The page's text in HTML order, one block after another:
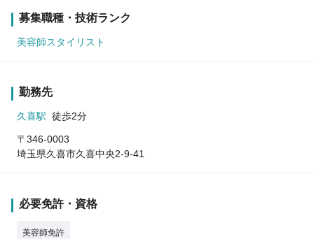
募集職種・技術ランク
美容師スタイリスト
勤務先
久喜駅 徒歩2分
〒346-0003
埼玉県久喜市久喜中央2-9-41
必要免許・資格
美容師免許